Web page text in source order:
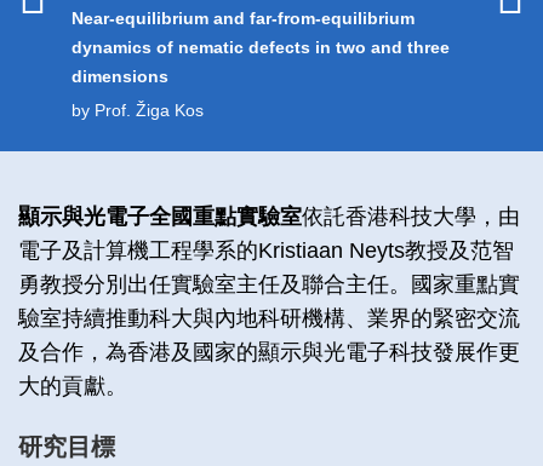
Near-equilibrium and far-from-equilibrium
dynamics of nematic defects in two and three
dimensions
by Prof. Žiga Kos
Left
Column
Text
Area
顯示與光電子全國重點實驗室依託香港科技大學，由
電子及計算機工程學系的Kristiaan Neyts教授及范智
勇教授分別出任實驗室主任及聯合主任。國家重點實
驗室持續推動科大與內地科研機構、業界的緊密交流
及合作，為香港及國家的顯示與光電子科技發展作更
大的貢獻。
研究目標